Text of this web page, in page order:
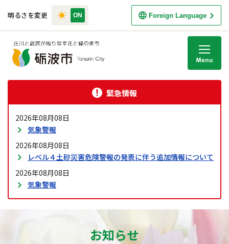
明るさを変更 Foreign Language
緊急情報
2026年08月08日
気象警報
2026年08月08日
レベル４土砂災害危険警報の発表に伴う追加情報について
2026年08月08日
気象警報
お知らせ